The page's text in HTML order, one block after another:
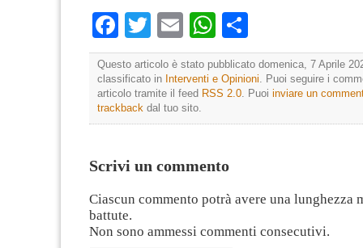
Facebook
TwitterEmailWhatsApp
Questo articolo è stato pubblicato domenica, 7 Aprile
classificato in Interventi e Opinioni. Puoi seguire i
articolo tramite il feed RSS 2.0. Puoi inviare un
trackback dal tuo sito.
Scrivi un commento
Ciascun commento potrà avere una lunghezza
battute.
Non sono ammessi commenti consecutivi.